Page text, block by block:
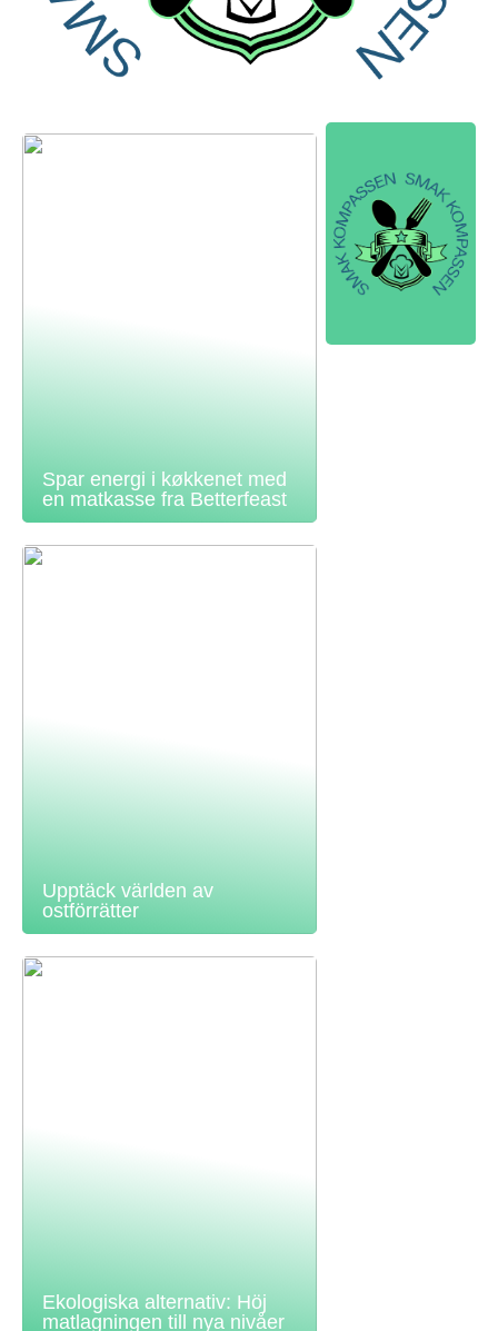
Spar energi i køkkenet med
en matkasse fra Betterfeast
Upptäck världen av
ostförrätter
Ekologiska alternativ: Höj
matlagningen till nya nivåer